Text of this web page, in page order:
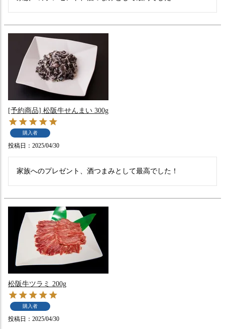
[予約商品] 松阪牛せんまい 300g
購入者
投稿日 2025/04/30
家族へのプレゼント、酒つまみとして最高でした！
松阪牛ツラミ 200g
購入者
投稿日 2025/04/30